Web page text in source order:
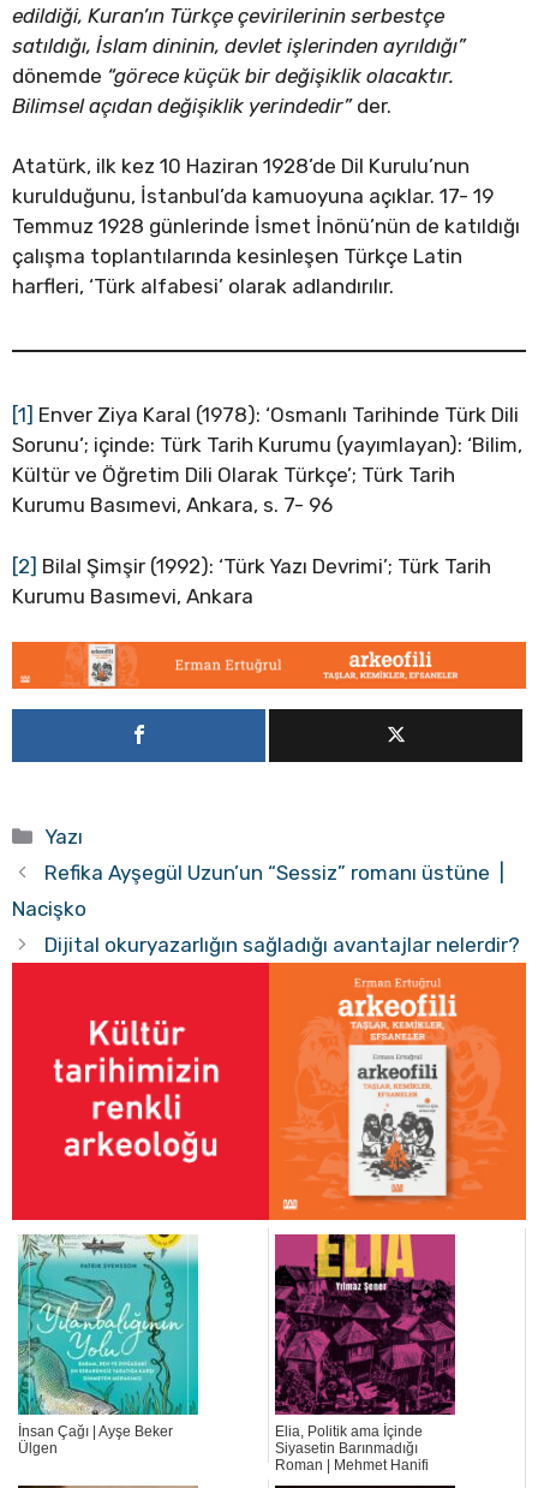
edildiği, Kuran’ın Türkçe çevirilerinin serbestçe
satıldığı, İslam dininin, devlet işlerinden ayrıldığı”
dönemde “görece küçük bir değişiklik olacaktır.
Bilimsel açıdan değişiklik yerindedir”der.
Atatürk, ilk kez 10 Haziran 1928’de Dil Kurulu’nun
kurulduğunu, İstanbul’da kamuoyuna açıklar. 17- 19
Temmuz 1928 günlerinde İsmet İnönü’nün de katıldığı
çalışma toplantılarında kesinleşen Türkçe Latin
harfleri, ‘Türk alfabesi’ olarak adlandırılır.
[1] Enver Ziya Karal (1978): ‘Osmanlı Tarihinde Türk Dili
Sorunu’; içinde: Türk Tarih Kurumu (yayımlayan): ‘Bilim,
Kültür ve Öğretim Dili Olarak Türkçe’; Türk Tarih
Kurumu Basımevi, Ankara, s. 7- 96
[2] Bilal Şimşir (1992): ‘Türk Yazı Devrimi’; Türk Tarih
Kurumu Basımevi, Ankara
Kategoriler
Yazı
Refika Ayşegül Uzun’un “Sessiz” romanı üstüne |
Nacişko
Dijital okuryazarlığın sağladığı avantajlar nelerdir?
İnsan Çağı | Ayşe Beker
Ülgen
Elia, Politik ama İçinde
Siyasetin Barınmadığı
Roman | Mehmet Hanifi